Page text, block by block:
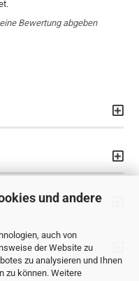
und andere
auch von
der Website zu
zu analysieren und Ihnen
zu können. Weitere
Bewertung abgeben